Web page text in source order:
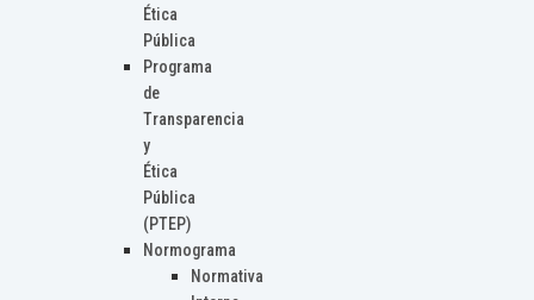
Ética
Pública
Programa
de
Transparencia
y
Ética
Pública
(PTEP)
Normograma
Normativa